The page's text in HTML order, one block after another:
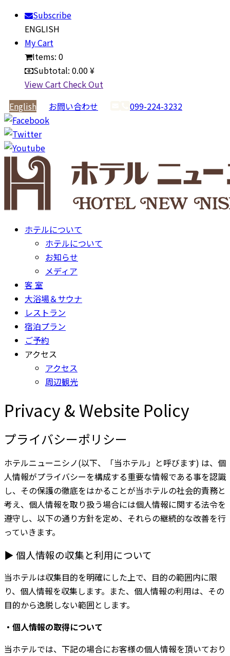
Subscribe
ENGLISH
My Cart
Items: 0
Subtotal: 0.00 ¥
View CartCheck Out
English
お問い合わせ 099-224-3232
ホテルについて
ホテルについて
お知らせ
メディア
客 室
大浴場＆サウナ
レストラン
宿泊プラン
ご予約
アクセス
アクセス
周辺観光
Privacy & Website Policy
プライバシーポリシー
ホテルニューニシノ(以下、「当ホテル」と呼びます) は、個
人情報がプライバシーを構成する重要な情報である事を認識
し、その保護の徹底をはかることが当ホテルの社会的責務と
考え、個人情報を取り扱う場合には個人情報に関する法令を
遵守し、以下の通り方針を定め、それらの継続的な改善を行
っていきます。
▶ 個人情報の収集と利用について
当ホテルは収集目的を明確にした上で、目的の範囲内に限
り、個人情報を収集します。また、個人情報の利用は、その
目的から逸脱しない範囲とします。
・個人情報の取得について
当ホテルでは、下記の場合にお客様の個人情報を頂いており